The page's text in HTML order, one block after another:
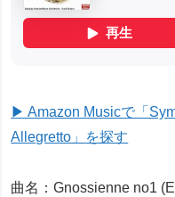
▶ Amazon Musicで「
Allegretto」を探す
曲名：Gnossienne no1